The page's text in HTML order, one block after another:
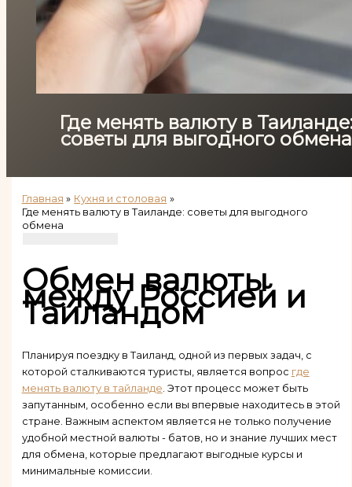
Где менять валюту в
советы для выгодного обмена
Главная
Кухня и столовая
Где менять валюту в Таиланде: советы для выгодного
обмена
Обмен валюты
между Россией и
Таиландом
Планируя поездку в Таиланд, одной из первых задач, с
которой сталкиваются туристы, является вопрос где
менять валюту в тайланде . Этот процесс может быть
запутанным, особенно если вы впервые находитесь в этой
стране. Важным аспектом является не только получение
удобной местной валюты - батов, но и знание лучших мест
для обмена, которые предлагают выгодные курсы и
минимальные комиссии.